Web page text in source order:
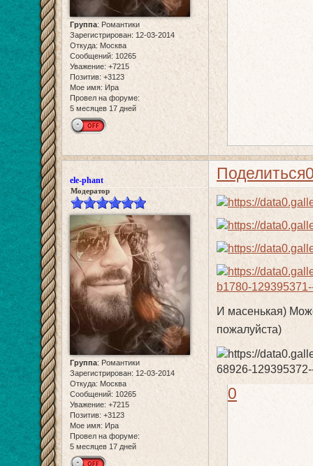
Группа: Романтики
Зарегистрирован: 12-03-2014
Откуда: Москва
Сообщений: 10265
Уважение: +7215
Позитив: +3123
Мое имя: Ира
Провел на форуме:
5 месяцев 17 дней
Поделиться
ele-phant
Модератор
Группа: Романтики
Зарегистрирован: 12-03-2014
Откуда: Москва
Сообщений: 10265
Уважение: +7215
Позитив: +3123
Мое имя: Ира
Провел на форуме:
5 месяцев 17 дней
И масенькая)
пожалуйста)
0